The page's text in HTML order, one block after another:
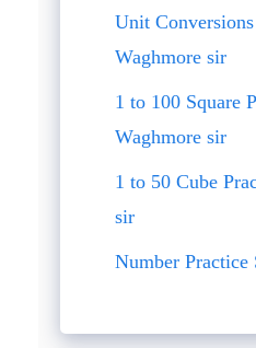
Unit
Waghmore sir
1 to 100 Square
Waghmore sir
1 to 50 Cube
sir
Number Practice